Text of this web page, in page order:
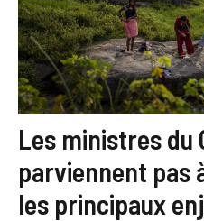
Les ministres du
parviennent pas
les principaux